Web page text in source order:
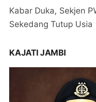
Kabar Duka, Sekjen
Sekedang Tutup Usia
KAJATI JAMBI